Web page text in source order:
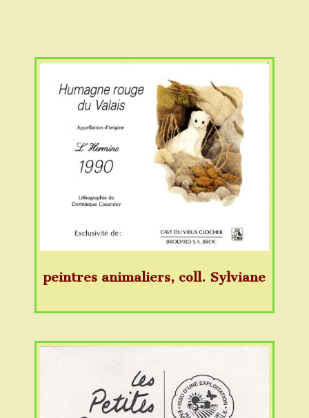
peintres animaliers, coll. Sylviane